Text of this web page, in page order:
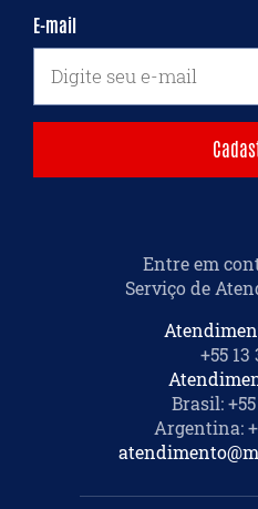
E-mail
Entre em
Serviço de
+55 13
Brasil:
Argentina: